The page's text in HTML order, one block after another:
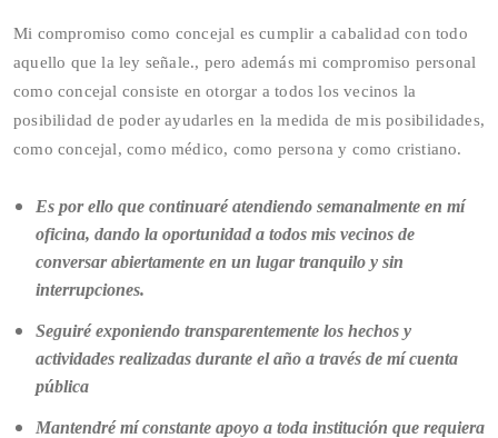
Mi compromiso como concejal es cumplir a cabalidad con todo
aquello que la ley señale., pero además mi compromiso personal
como concejal consiste en otorgar a todos los vecinos la
posibilidad de poder ayudarles en la medida de mis posibilidades,
como concejal, como médico, como persona y como cristiano.
Es por ello que continuaré atendiendo semanalmente en mí
oficina, dando la oportunidad a todos mis vecinos de
conversar abiertamente en un lugar tranquilo y sin
interrupciones.
Seguiré exponiendo transparentemente los hechos y
actividades realizadas durante el año a través de mí cuenta
pública
Mantendré mí constante apoyo a toda institución que requiera